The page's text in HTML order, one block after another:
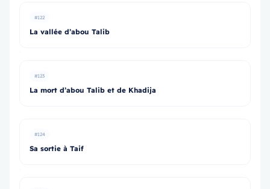
#122
La vallée d’abou Talib
#123
La mort d’abou Talib et de Khadija
#124
Sa sortie à Taif